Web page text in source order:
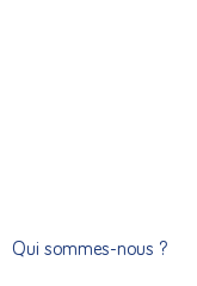
Qui sommes-nous ?